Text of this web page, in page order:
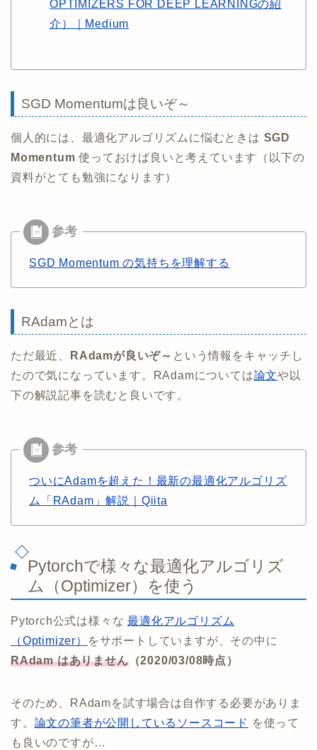
OPTIMIZERS FOR DEEP LEARNINGの紹
介）｜Medium
SGD Momentumは良いぞ～
個人的には、最適化アルゴリズムに悩むときは SGD
Momentum 使っておけば良いと考えています（以下の
資料がとても勉強になります）
SGD Momentum の気持ちを理解する
RAdamとは
ただ最近、 RAdamが良いぞ～ という情報をキャッチし
たので気になっています。RAdamについては論文や以
下の解説記事を読むと良いです。
ついにAdamを超えた！最新の最適化アルゴリズ
ム「RAdam」解説｜Qiita
Pytorchで様々な最適化アルゴリズ
ム（Optimizer）を使う
Pytorch公式は様々な最適化アルゴリズム
（Optimizer）
をサポートしていますが、その中に
RAdam はありません（2020/03/08時点）
そのため、RAdamを試す場合は自作する必要がありま
す。 論文の筆者が公開しているソースコード を使って
も良いのですが…